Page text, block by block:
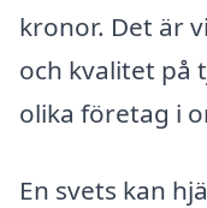
kronor. Det är
och kvalitet på
olika företag i
En svets kan